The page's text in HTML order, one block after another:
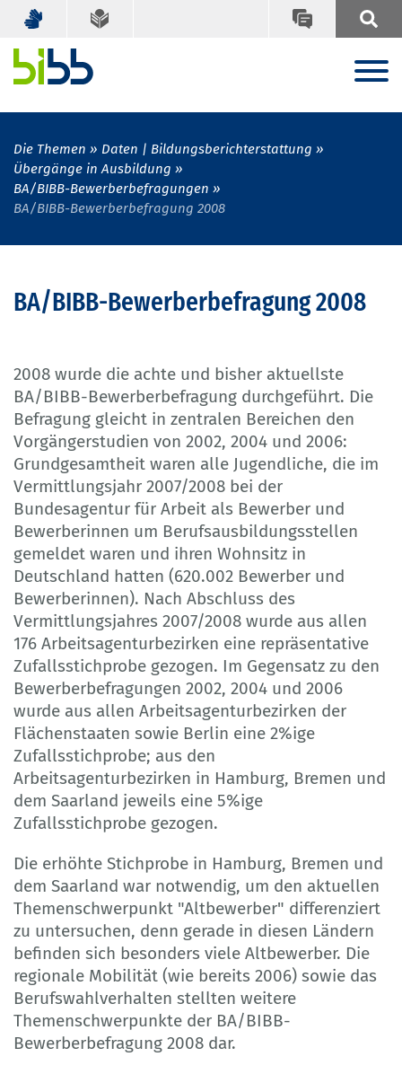
Die Themen
Daten | Bildungsberichterstattung
Übergänge in Ausbildung
BA/BIBB-Bewerberbefragungen
BA/BIBB-Bewerberbefragung 2008
BA/BIBB-Bewerberbefragung 2008
2008 wurde die achte und bisher aktuellste
BA/BIBB-Bewerberbefragung durchgeführt. Die
Befragung gleicht in zentralen Bereichen den
Vorgängerstudien von 2002, 2004 und 2006:
Grundgesamtheit waren alle Jugendliche, die im
Vermittlungsjahr 2007/2008 bei der
Bundesagentur für Arbeit als Bewerber und
Bewerberinnen um Berufsausbildungsstellen
gemeldet waren und ihren Wohnsitz in
Deutschland hatten (620.002 Bewerber und
Bewerberinnen). Nach Abschluss des
Vermittlungsjahres 2007/2008 wurde aus allen
176 Arbeitsagenturbezirken eine repräsentative
Zufallsstichprobe gezogen. Im Gegensatz zu den
Bewerberbefragungen 2002, 2004 und 2006
wurde aus allen Arbeitsagenturbezirken der
Flächenstaaten sowie Berlin eine 2%ige
Zufallsstichprobe; aus den
Arbeitsagenturbezirken in Hamburg, Bremen und
dem Saarland jeweils eine 5%ige
Zufallsstichprobe gezogen.
Die erhöhte Stichprobe in Hamburg, Bremen und
dem Saarland war notwendig, um den aktuellen
Themenschwerpunkt "Altbewerber" differenziert
zu untersuchen, denn gerade in diesen Ländern
befinden sich besonders viele Altbewerber. Die
regionale Mobilität (wie bereits 2006) sowie das
Berufswahlverhalten stellten weitere
Themenschwerpunkte der BA/BIBB-
Bewerberbefragung 2008 dar.